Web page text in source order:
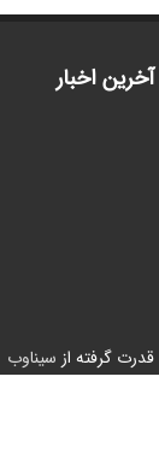
آخرین اخبار
قدرت گرفته از سیناوب